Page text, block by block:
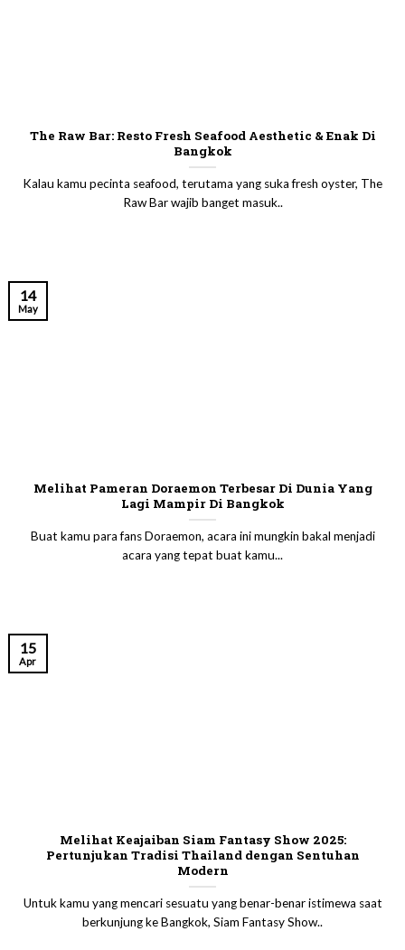
The Raw Bar: Resto Fresh Seafood Aesthetic & Enak Di
Bangkok
Kalau kamu pecinta seafood, terutama yang suka fresh oyster, The
Raw Bar wajib banget masuk..
Melihat Pameran Doraemon Terbesar Di Dunia Yang
Lagi Mampir Di Bangkok
Buat kamu para fans Doraemon, acara ini mungkin bakal menjadi
acara yang tepat buat kamu...
14
May
Melihat Keajaiban Siam Fantasy Show 2025:
Pertunjukan Tradisi Thailand dengan Sentuhan
Modern
Untuk kamu yang mencari sesuatu yang benar-benar istimewa saat
berkunjung ke Bangkok, Siam Fantasy Show..
15
Apr